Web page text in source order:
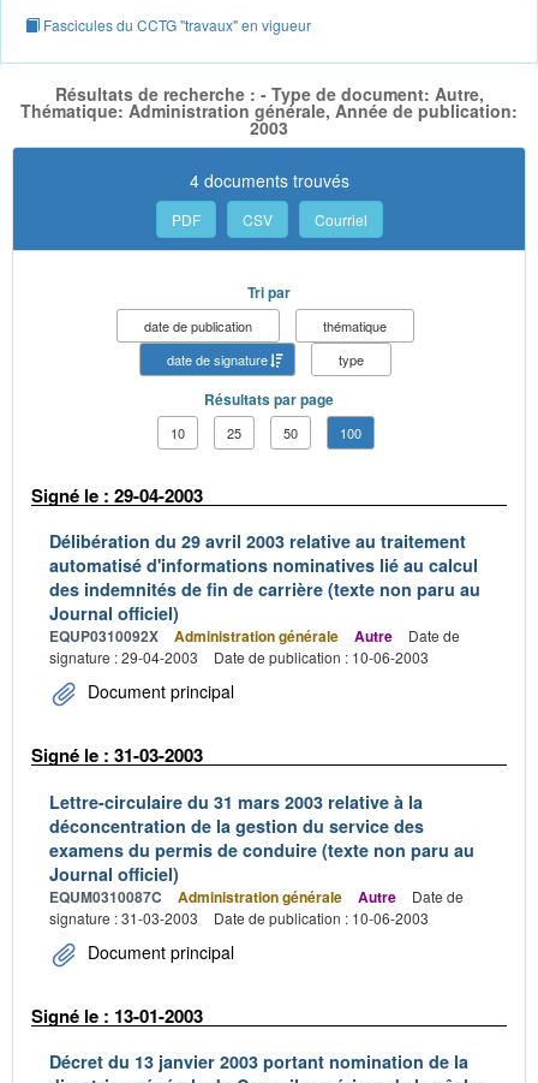
Fascicules du CCTG "travaux" en vigueur
Résultats de recherche : - Type de document: Autre,
Thématique: Administration générale, Année de publication:
2003
4 documents trouvés
PDF CSV Courriel
Tri par
date de publication
thématique
date de signature
type
Résultats par page
10 25 50 100
Signé le : 29-04-2003
Délibération du 29 avril 2003 relative au traitement
automatisé d'informations nominatives lié au calcul
des indemnités de fin de carrière (texte non paru au
Journal officiel)
EQUP0310092X Administration générale Autre
Date de
signature : 29-04-2003
Date de publication : 10-06-2003
Document principal
Signé le : 31-03-2003
Lettre-circulaire du 31 mars 2003 relative à la
déconcentration de la gestion du service des
examens du permis de conduire (texte non paru au
Journal officiel)
EQUM0310087C Administration générale Autre
Date de
signature : 31-03-2003
Date de publication : 10-06-2003
Document principal
Signé le : 13-01-2003
Décret du 13 janvier 2003 portant nomination de la